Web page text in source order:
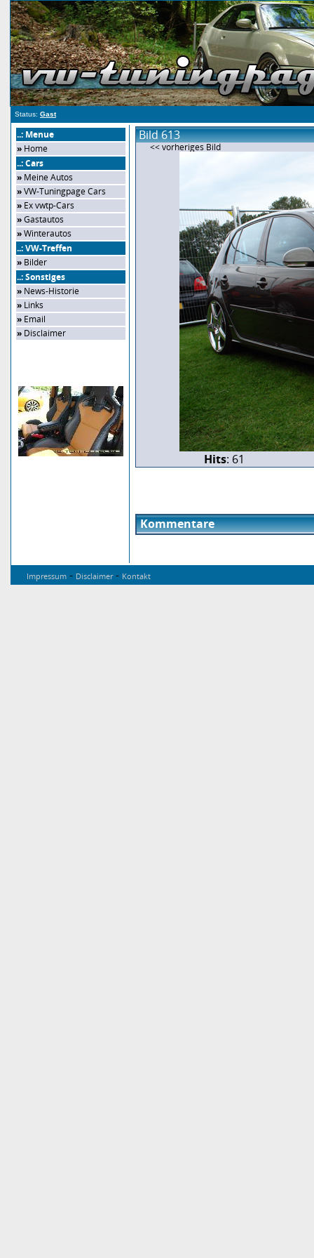
Status: Gast
..: Menue
» Home
..: Cars
» Meine Autos
»VW-Tuningpage Cars
» Ex vwtp-Cars
»Gastautos
»Winterautos
..: VW-Treffen
» Bilder
..: Sonstiges
» News-Historie
» Links
» Email
» Disclaimer
Bild 613
<< vorheriges Bild
Hits: 61
Kommentare
Impressum - Disclaimer- Kontakt